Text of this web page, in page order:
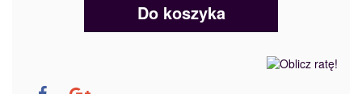
Do koszyka